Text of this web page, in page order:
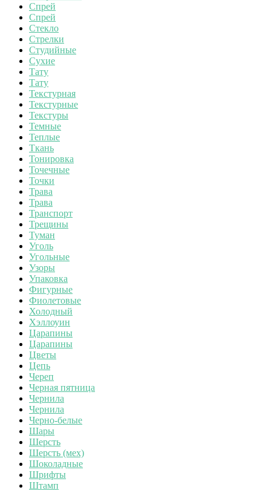
Спрей
Спрей
Стекло
Стрелки
Студийные
Сухие
Тату
Тату
Текстурная
Текстурные
Текстуры
Темные
Теплые
Ткань
Тонировка
Точечные
Точки
Трава
Трава
Транспорт
Трещины
Туман
Уголь
Угольные
Узоры
Упаковка
Фигурные
Фиолетовые
Холодный
Хэллоуин
Царапины
Царапины
Цветы
Цепь
Череп
Черная пятница
Чернила
Чернила
Черно-белые
Шары
Шерсть
Шерсть (мех)
Шоколадные
Шрифты
Штамп